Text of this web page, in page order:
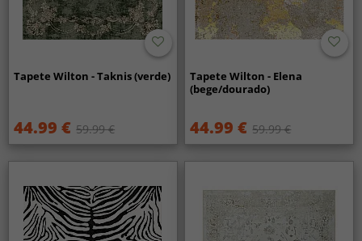
Tapete Wilton - Taknis (verde)
44.99 € 59.99 €
Tapete Wilton - Elena
(bege/dourado)
44.99 € 59.99 €